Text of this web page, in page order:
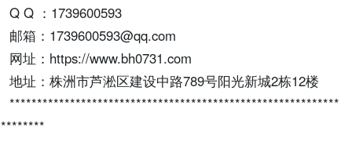
Q Q ： 1739600593
邮箱： 1739600593@qq.com
网址： https://www.bh0731.com
地址：株洲市芦淞区建设中路789号阳光新城2栋12楼
************************************************************